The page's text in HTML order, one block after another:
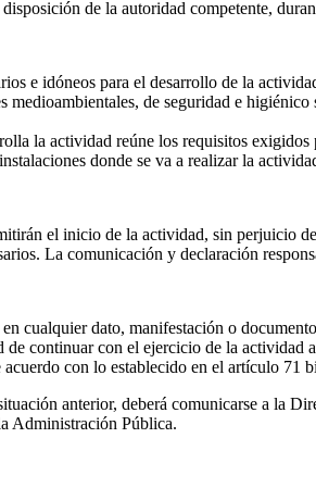
de la autoridad competente,
e idóneos para el desarrollo de la
medioambientales, de seguridad e
la actividad reúne los requisitos
donde se va a realizar la
el inicio de la actividad, sin perjuicio
La comunicación y declaración
cualquier dato, manifestación o
continuar con el ejercicio de la actividad
con lo establecido en el artículo 71
anterior, deberá comunicarse a la
Administración Pública.